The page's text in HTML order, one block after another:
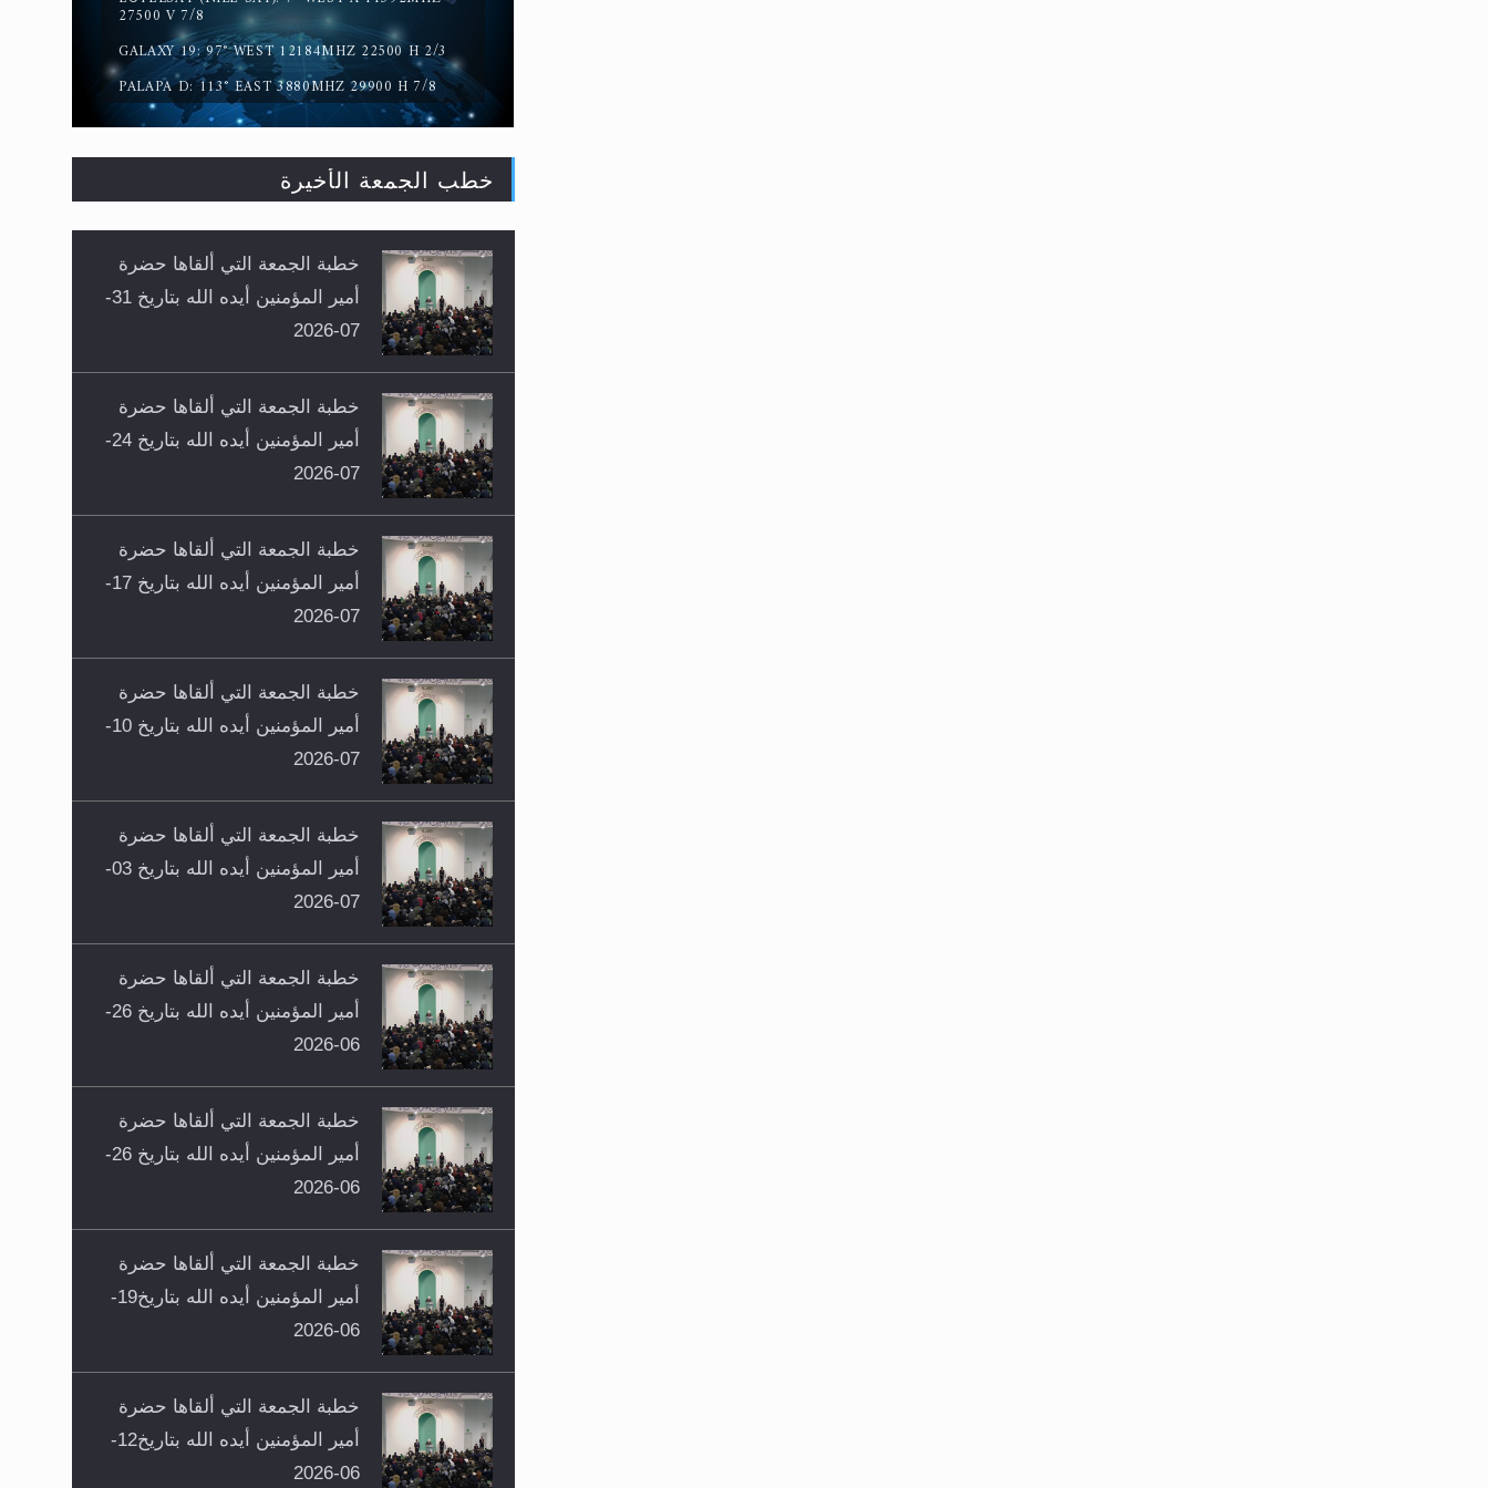
27500 V 7/8
GALAXY 19: 97° WEST 12184MHZ 22500 H 2/3
PALAPA D: 113° EAST 3880MHZ 29900 H 7/8
خطب الجمعة الأخيرة
خطبة الجمعة التي ألقاها حضرة
أمير المؤمنين أيده الله بتاريخ 31-
07-2026
خطبة الجمعة التي ألقاها حضرة
أمير المؤمنين أيده الله بتاريخ 24-
07-2026
خطبة الجمعة التي ألقاها حضرة
أمير المؤمنين أيده الله بتاريخ 17-
07-2026
خطبة الجمعة التي ألقاها حضرة
أمير المؤمنين أيده الله بتاريخ 10-
07-2026
خطبة الجمعة التي ألقاها حضرة
أمير المؤمنين أيده الله بتاريخ 03-
07-2026
خطبة الجمعة التي ألقاها حضرة
أمير المؤمنين أيده الله بتاريخ 26-
06-2026
خطبة الجمعة التي ألقاها حضرة
أمير المؤمنين أيده الله بتاريخ 26-
06-2026
خطبة الجمعة التي ألقاها حضرة
أمير المؤمنين أيده الله بتاريخ19-
06-2026
خطبة الجمعة التي ألقاها حضرة
أمير المؤمنين أيده الله بتاريخ12-
06-2026